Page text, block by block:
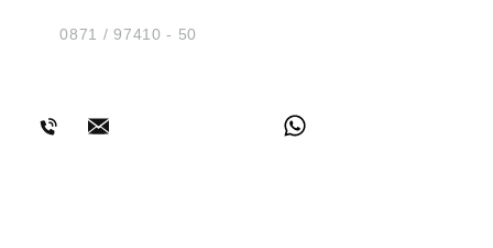
Tel.:0871 / 97410 - 50